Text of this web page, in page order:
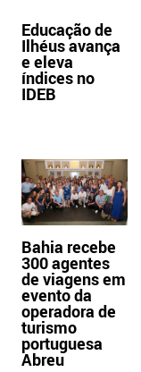
Educação de
Ilhéus avança
e eleva
índices no
IDEB
Bahia recebe
300 agentes
de viagens em
evento da
operadora de
turismo
portuguesa
Abreu